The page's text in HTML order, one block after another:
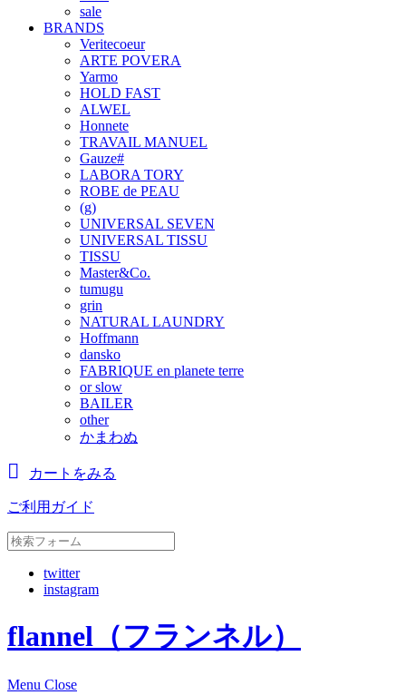
sale
BRANDS
Veritecoeur
ARTE POVERA
Yarmo
HOLD FAST
ALWEL
Honnete
TRAVAIL MANUEL
Gauze#
LABORA TORY
ROBE de PEAU
(g)
UNIVERSAL SEVEN
UNIVERSAL TISSU
TISSU
Master&Co.
tumugu
grin
NATURAL LAUNDRY
Hoffmann
dansko
FABRIQUE en planete terre
or slow
BAILER
other
かまわぬ
カートをみる
ご利用ガイド
twitter
instagram
flannel（フランネル）
Menu Close